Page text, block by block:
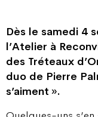
Dès le samedi 4
l’Atelier à
des Tréteaux
duo de Pierre
s’aiment ».